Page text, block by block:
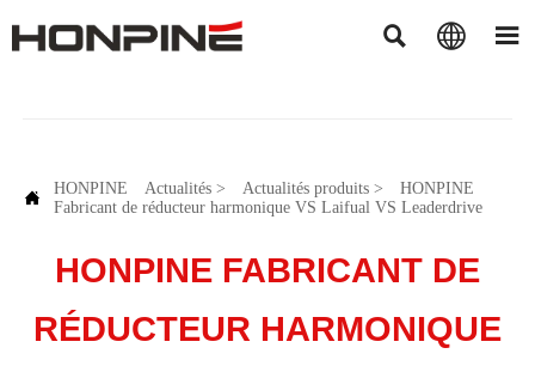
  
 HONPINE Actualités> Actualités produits>
HONPINE
Fabricant de réducteur harmonique VS Laifual VS Leaderdrive
HONPINE FABRICANT DE
RÉDUCTEUR HARMONIQUE